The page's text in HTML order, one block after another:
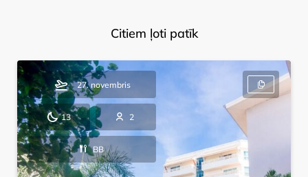
Citiem ļoti patīk
27. novembris
13 2
BB